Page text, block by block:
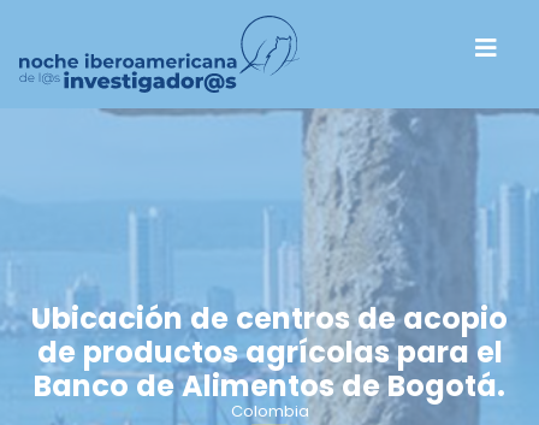
Ubicación de centros de acopio
de productos agrícolas para el
Banco de Alimentos de Bogotá.
Colombia